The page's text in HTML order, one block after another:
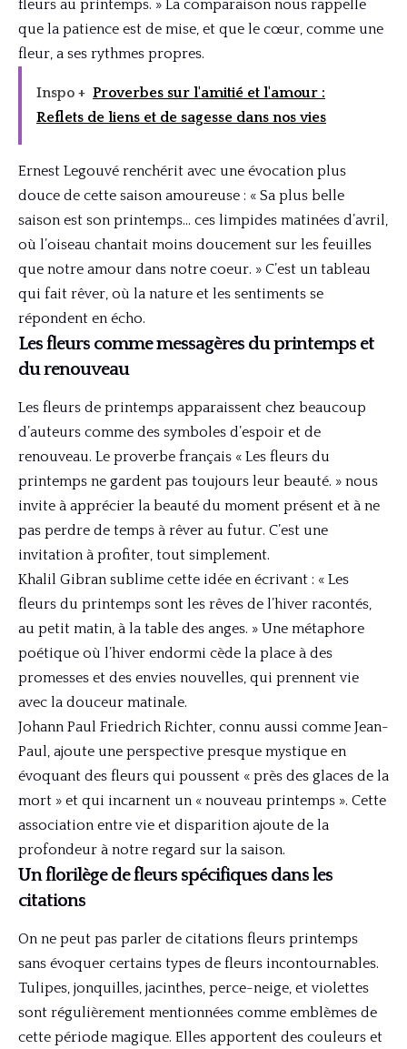
fleurs au printemps. » La comparaison nous rappelle
que la patience est de mise, et que le cœur, comme une
fleur, a ses rythmes propres.
Inspo + Proverbes sur l'amitié et l'amour :
Reflets de liens et de sagesse dans nos vies
Ernest Legouvé renchérit avec une évocation plus
douce de cette saison amoureuse : « Sa plus belle
saison est son printemps… ces limpides matinées d’avril,
où l’oiseau chantait moins doucement sur les feuilles
que notre amour dans notre coeur. » C’est un tableau
qui fait rêver, où la nature et les sentiments se
répondent en écho.
Les fleurs comme messagères du printemps et
du renouveau
Les fleurs de printemps apparaissent chez beaucoup
d’auteurs comme des symboles d’espoir et de
renouveau. Le proverbe français « Les fleurs du
printemps ne gardent pas toujours leur beauté. » nous
invite à apprécier la beauté du moment présent et à ne
pas perdre de temps à rêver au futur. C’est une
invitation à profiter, tout simplement.
Khalil Gibran sublime cette idée en écrivant : « Les
fleurs du printemps sont les rêves de l’hiver racontés,
au petit matin, à la table des anges. » Une métaphore
poétique où l’hiver endormi cède la place à des
promesses et des envies nouvelles, qui prennent vie
avec la douceur matinale.
Johann Paul Friedrich Richter, connu aussi comme Jean-
Paul, ajoute une perspective presque mystique en
évoquant des fleurs qui poussent « près des glaces de la
mort » et qui incarnent un « nouveau printemps ». Cette
association entre vie et disparition ajoute de la
profondeur à notre regard sur la saison.
Un florilège de fleurs spécifiques dans les
citations
On ne peut pas parler de citations fleurs printemps
sans évoquer certains types de fleurs incontournables.
Tulipes, jonquilles, jacinthes, perce-neige, et violettes
sont régulièrement mentionnées comme emblèmes de
cette période magique. Elles apportent des couleurs et